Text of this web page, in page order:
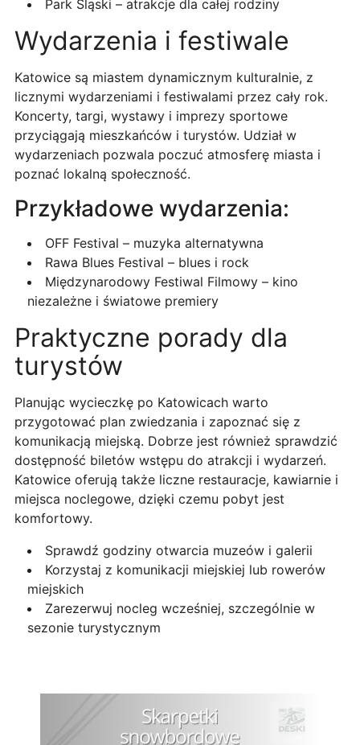
Park Śląski – atrakcje dla całej rodziny
Wydarzenia i festiwale
Katowice są miastem dynamicznym kulturalnie, z
licznymi wydarzeniami i festiwalami przez cały rok.
Koncerty, targi, wystawy i imprezy sportowe
przyciągają mieszkańców i turystów. Udział w
wydarzeniach pozwala poczuć atmosferę miasta i
poznać lokalną społeczność.
Przykładowe wydarzenia:
OFF Festival – muzyka alternatywna
Rawa Blues Festival – blues i rock
Międzynarodowy Festiwal Filmowy – kino
niezależne i światowe premiery
Praktyczne porady dla
turystów
Planując wycieczkę po Katowicach warto
przygotować plan zwiedzania i zapoznać się z
komunikacją miejską. Dobrze jest również sprawdzić
dostępność biletów wstępu do atrakcji i wydarzeń.
Katowice oferują także liczne restauracje, kawiarnie i
miejsca noclegowe, dzięki czemu pobyt jest
komfortowy.
Sprawdź godziny otwarcia muzeów i galerii
Korzystaj z komunikacji miejskiej lub rowerów
miejskich
Zarezerwuj nocleg wcześniej, szczególnie w
sezonie turystycznym